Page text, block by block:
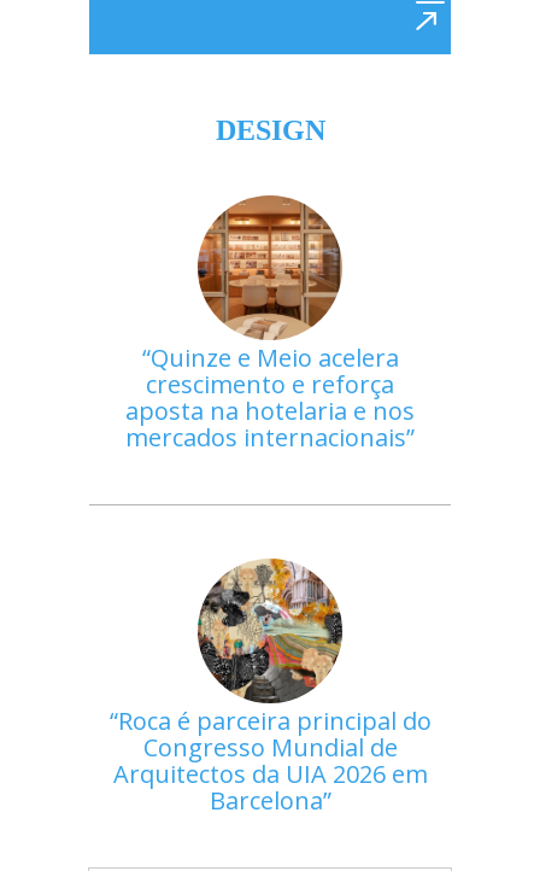
DESIGN
Quinze e Meio acelera
crescimento e reforça
aposta na hotelaria e nos
mercados internacionais
Roca é parceira principal do
Congresso Mundial de
Arquitectos da UIA 2026 em
Barcelona